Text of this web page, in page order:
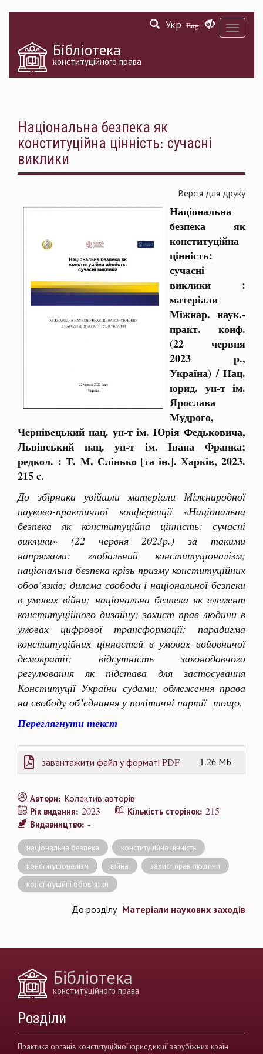
Toggle
Укр Eng
Бібліотека
конституційного права
Національна безпека як
конституційна цінність: сучасні
виклики
Версія для друку
Національна
безпека як
конституційна
цінність:
сучасні
виклики :
матеріали
Міжнар. наук.-
практ. конф.
(22 червня
2023 р.,
Україна) / Нац.
юрид. ун-т ім.
Ярослава
Мудрого,
Чернівецький нац. ун-т ім. Юрія Федьковича,
Львівський нац. ун-т ім. Івана Франка;
редкол. : Т. М. Слінько [та ін.]. Харків, 2023.
215 c.
До збірника увійшли матеріали Міжнародної
науково-практичної конференції «Національна
безпека як конституційна цінність: сучасні
виклики» (22 червня 2023р.) за такими
напрямами: глобальний конституціоналізм;
національна безпека крізь призму конституційних
обов’язків; дилема свободи і національної безпеки
в умовах війни; національна безпека як елемент
конституційного дизайну; захист прав людини в
умовах цифрової трансформації; парадигма
конституційних цінностей в умовах войовничої
демократії; відсутність законодавчого
регулювання як підстава для застосування
Конституції України судами; обмеження права
на свободу обʼєднання у політичні партії тощо.
Переглягнути текст
завантажити файл у форматі PDF 1.26 МБ
Автори: Колектив авторів
Рік видання: 2023 Кількість сторінок: 215
Видавництво: -
національна безпека
конституційна цінність
конституціоналізм
війна
захист прав людини
конституційні обов’язки
До розділу Матеріали наукових заходів
Бібліотека
конституційного права
Розділи
Практика органів конституційної юрисдикції зарубіжних країн